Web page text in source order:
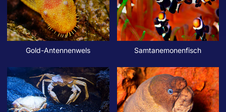
Gold-Antennenwels Samtanemonenfisch